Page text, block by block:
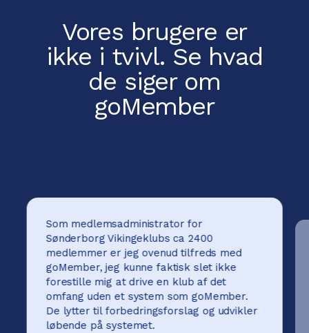
Vores brugere er
ikke i tvivl. Se hvad
de siger om
goMember
Som medlemsadministrator for
Sønderborg Vikingeklubs ca 2400
medlemmer er jeg ovenud tilfreds med
goMember, jeg kunne faktisk slet ikke
forestille mig at drive en klub af det
omfang uden et system som goMember.
De lytter til forbedringsforslag og udvikler
løbende på systemet.